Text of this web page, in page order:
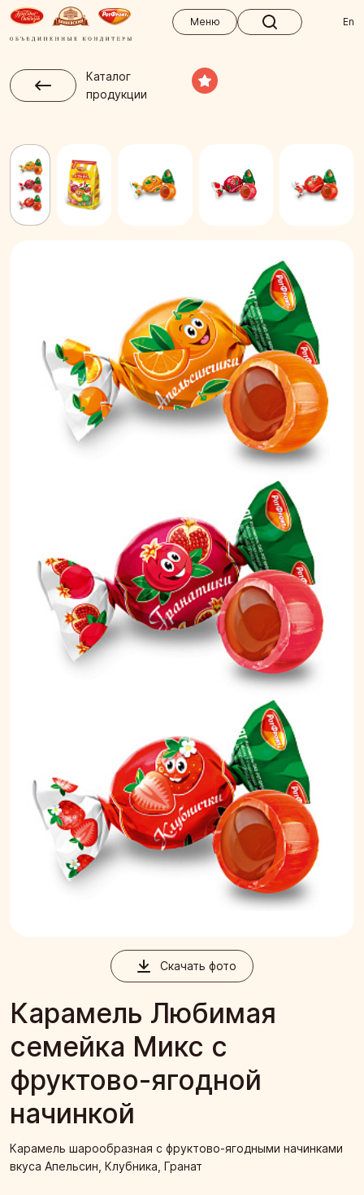
Меню
En
Каталог
продукции
Скачать фото
Карамель Любимая
семейка Микс с
фруктово-ягодной
начинкой
Карамель шарообразная с фруктово-ягодными начинками
вкуса Апельсин, Клубника, Гранат